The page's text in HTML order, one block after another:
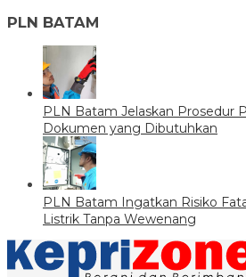
PLN BATAM
PLN Batam Jelaskan Prosedur
Dokumen yang Dibutuhkan
PLN Batam Ingatkan Risiko
Listrik Tanpa Wewenang